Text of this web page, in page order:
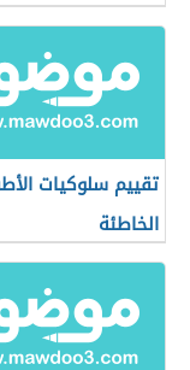
تقييم سلوكيات
الخاطئة